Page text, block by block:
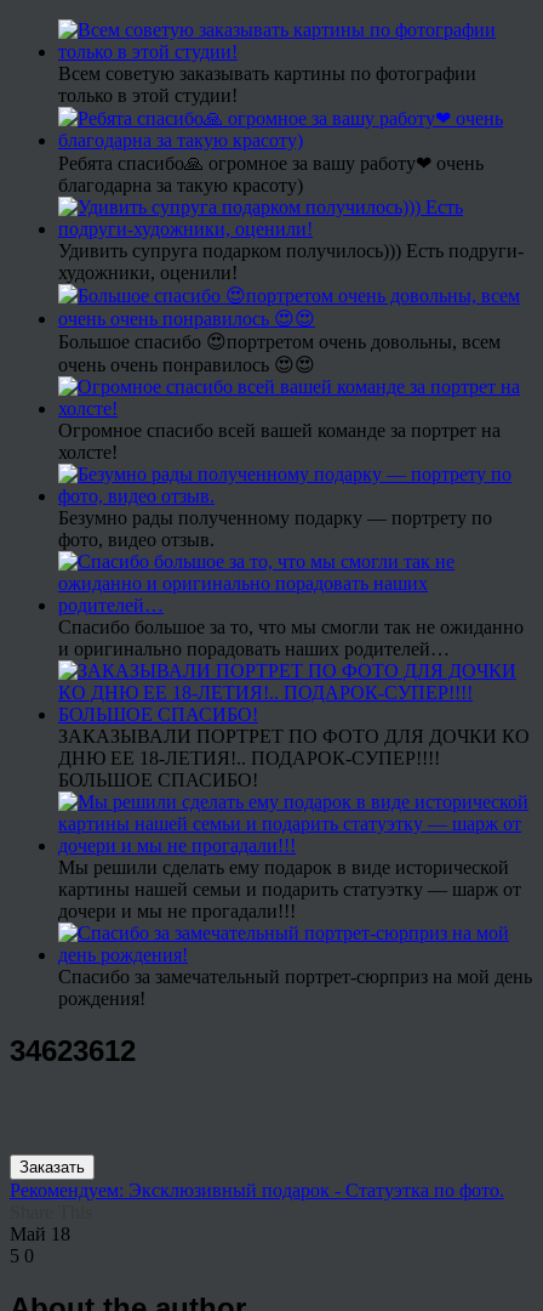
Всем советую заказывать картины по фотографии
только в этой студии!
Ребята спасибо🙏 огромное за вашу работу❤ очень
благодарна за такую красоту)
Удивить супруга подарком получилось))) Есть подруги-
художники, оценили!
Большое спасибо 😍портретом очень довольны, всем
очень очень понравилось 😍😍
Огромное спасибо всей вашей команде за портрет на
холсте!
Безумно рады полученному подарку — портрету по
фото, видео отзыв.
Спасибо большое за то, что мы смогли так не ожиданно
и оригинально порадовать наших родителей…
ЗАКАЗЫВАЛИ ПОРТРЕТ ПО ФОТО ДЛЯ ДОЧКИ КО
ДНЮ ЕЕ 18-ЛЕТИЯ!.. ПОДАРОК-СУПЕР!!!!
БОЛЬШОЕ СПАСИБО!
Мы решили сделать ему подарок в виде исторической
картины нашей семьи и подарить статуэтку — шарж от
дочери и мы не прогадали!!!
Спасибо за замечательный портрет-сюрприз на мой день
рождения!
34623612
Заказать
Рекомендуем: Эксклюзивный подарок - Статуэтка по фото.
Май 18
5 0